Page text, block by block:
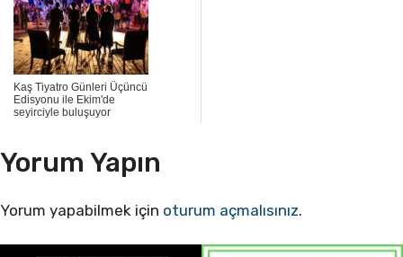
Kaş Tiyatro Günleri Üçüncü
Edisyonu ile Ekim'de
seyirciyle buluşuyor
Yorum Yapın
Yorum yapabilmek için oturum açmalısınız.